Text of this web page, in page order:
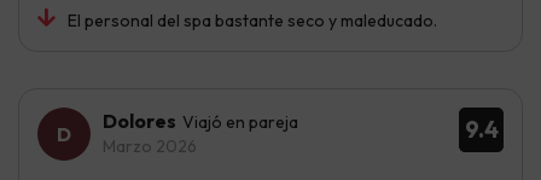
El personal del spa bastante seco y maleducado.
9.4
Dolores Viajó en pareja
Marzo 2026